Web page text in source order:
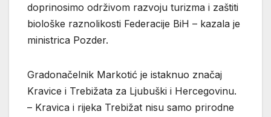
doprinosimo održivom razvoju turizma i zaštiti
biološke raznolikosti Federacije BiH – kazala je
ministrica Pozder.
Gradonačelnik Markotić je istaknuo značaj
Kravice i Trebižata za Ljubuški i Hercegovinu.
– Kravica i rijeka Trebižat nisu samo prirodne